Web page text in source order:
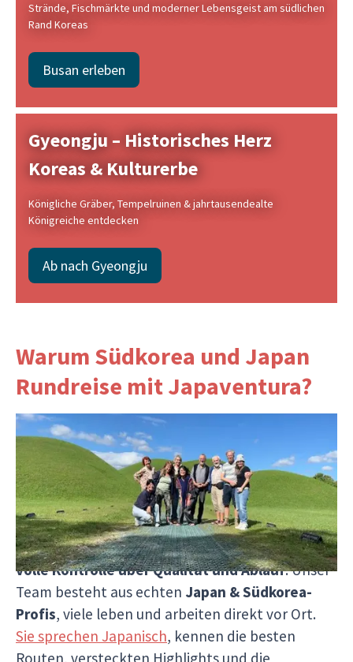
Strände, Fischmärkte und moderner Lebensgeist am südlichen
Rand Koreas
Busan erleben
Gyeongju – Historisches Herz
Koreas & Kulturerbe
Königliche Gräber, Tempelruinen & jahrtausendealte
Königreiche entdecken
Ab nach Gyeongju
Warum Südkorea und Japan
Rundreise mit Japaventura?
Seit über 2019 lassen wir
Japan & Südkorea-
Träume Wirklichkeitwerden – mit Herz,
Erfahrung und echter Leidenschaft. Wir
organisieren jede Reise selbstohne
Zwischenhändlerund können dir so nicht nur
rund10 % günstigere Preisebieten, sondern auch
volle Kontrolle über Qualität und Ablauf. Unser
Team besteht aus echten Japan & Südkorea-
Profis, viele leben und arbeiten direkt vor Ort.
Sie sprechen Japanisch, kennen die besten
Routen, versteckten Highlights und die